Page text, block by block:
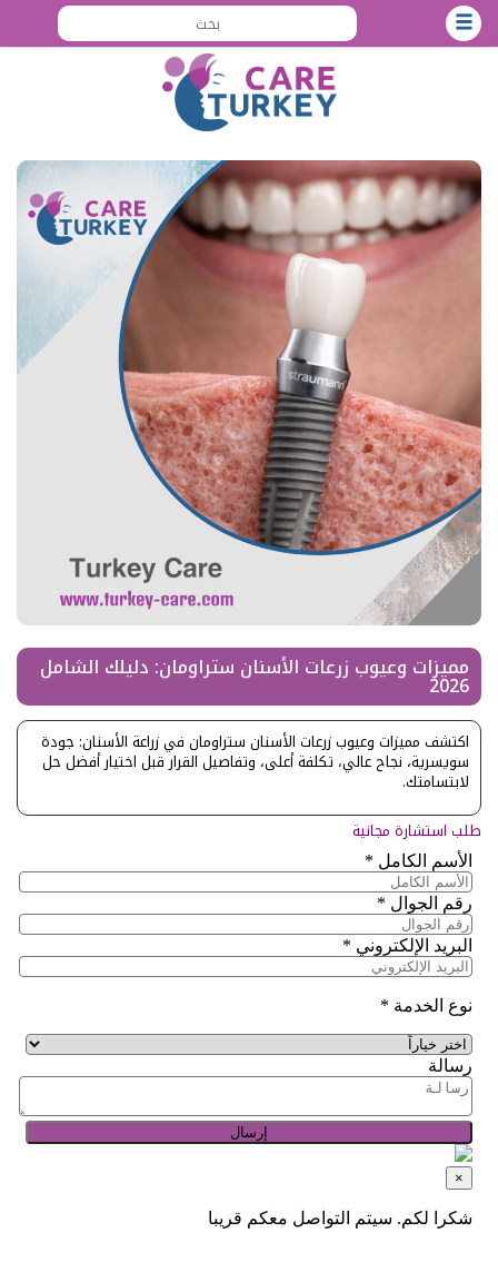
مميزات وعيوب زرعات الأسنان ستراومان: دليلك الشامل
2026
اكتشف مميزات وعيوب زرعات الأسنان ستراومان في زراعة الأسنان: جودة
سويسرية، نجاح عالي، تكلفة أعلى، وتفاصيل القرار قبل اختيار أفضل حل
لابتسامتك.
طلب استشارة مجانية